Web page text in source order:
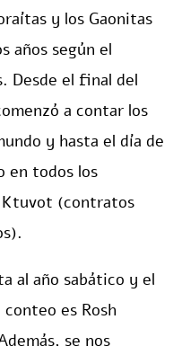
y los Gaonitas
años según el
Desde el final del
a contar los
y hasta el día de
en todos los
(contratos
al año sabático y el
es Rosh
se nos